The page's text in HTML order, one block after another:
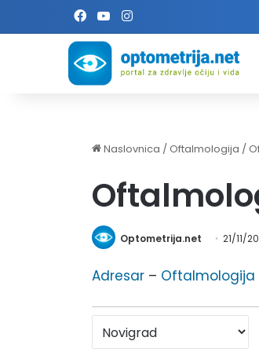
Facebook
YouTube
Naslovnica /Oftalmologija /
Optometrija.net 21/11/
Adresar – Oftalmologija